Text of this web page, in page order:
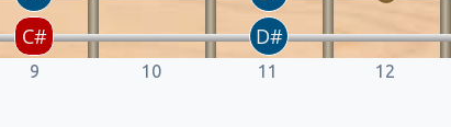
9 10 11 12